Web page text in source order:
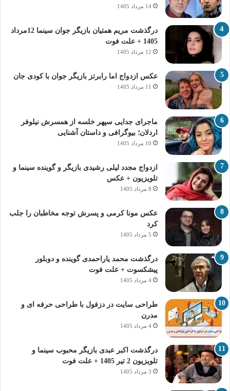
14 مرداد 1405
درگذشت مریم همتیان بازیگر جوان سینما 12مرداد
1405 + علت فوت
12 مرداد 1405
عکس ازدواج اما رابرتز بازیگر جوان با کودی جان
11 مرداد 1405
ماجرای جدایی سپهر خلسه از همسرش نیلوفر
اردلان؛ بیوگرافی و داستان آشنایی
10 مرداد 1405
ازدواج مجدد لیلی رشیدی بازیگر و گوینده سینما و
تلویزیون + عکس
8 مرداد 1405
عکس مونا کرمی و پسرش توجه مخاطبان را جلب
کرد
5 مرداد 1405
درگذشت محمد یاراحمدی گوینده و دوبلور
پیشکسوت + علت فوت
4 مرداد 1405
طراحی سایت در دزفول با طراحی حرفه‌ ای و
مدرن
4 مرداد 1405
درگذشت اکبر عبدی بازیگر محبوب سینما و
تلویزیون 2 تیر 1405 + علت فوت
3 مرداد 1405